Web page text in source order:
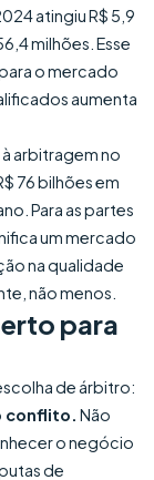
atingiu R$ 5,9
milhões. Esse
o mercado
aumenta
arbitragem no
76 bilhões em
Para as partes
um mercado
na qualidade
não menos.
para
de árbitro:
conflito. Não
o negócio
de